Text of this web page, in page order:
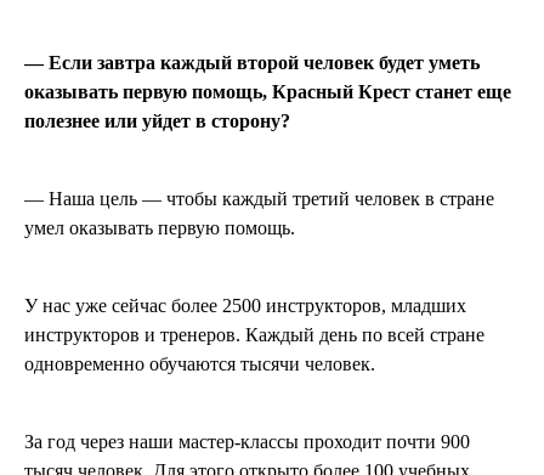
— Если завтра каждый второй человек будет уметь
оказывать первую помощь, Красный Крест станет еще
полезнее или уйдет в сторону?
— Наша цель — чтобы каждый третий человек в стране
умел оказывать первую помощь.
У нас уже сейчас более 2500 инструкторов, младших
инструкторов и тренеров. Каждый день по всей стране
одновременно обучаются тысячи человек.
За год через наши мастер-классы проходит почти 900
тысяч человек. Для этого открыто более 100 учебных